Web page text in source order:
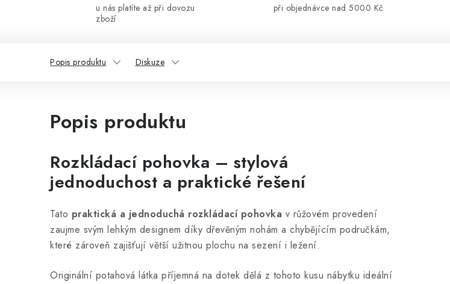
u nás platíte až při dovozu
zboží
při objednávce nad 5000 Kč
Popis produktu Diskuze
Popis produktu
Rozkládací pohovka – stylová
jednoduchost a praktické řešení
Tato praktická a jednoduchá rozkládací pohovka v růžovém provedení
zaujme svým lehkým designem díky dřevěným nohám a chybějícím područkám,
které zároveň zajišťují větší užitnou plochu na sezení i ležení.
Originální potahová látka příjemná na dotek dělá z tohoto kusu nábytku ideální